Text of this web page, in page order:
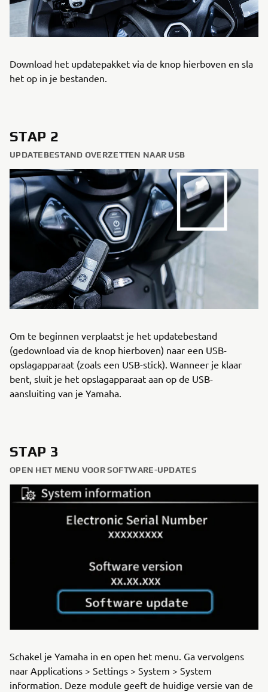
Download het updatepakket via de knop hierboven en sla
het op in je bestanden.
STAP 2
UPDATEBESTAND OVERZETTEN NAAR USB
Om te beginnen verplaatst je het updatebestand
(gedownload via de knop hierboven) naar een USB-
opslagapparaat (zoals een USB-stick). Wanneer je klaar
bent, sluit je het opslagapparaat aan op de USB-
aansluiting van je Yamaha.
STAP 3
OPEN HET MENU VOOR SOFTWARE-UPDATES
Schakel je Yamaha in en open het menu. Ga vervolgens
naar Applications > Settings > System > System
information. Deze module geeft de huidige versie van de